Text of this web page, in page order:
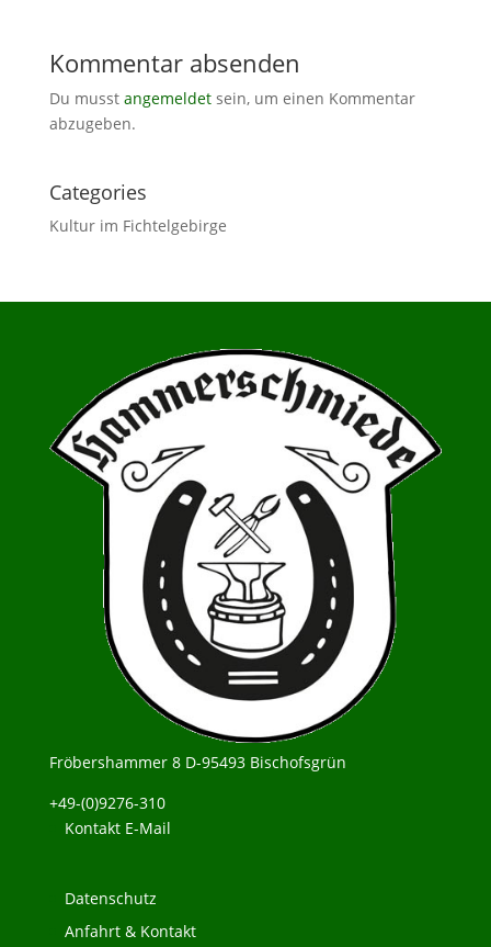
Kommentar absenden
Du musst angemeldetsein, um einen Kommentar
abzugeben.
Categories
Kultur im Fichtelgebirge
Fröbershammer 8 D-95493 Bischofsgrün
+49-(0)9276-310
Kontakt E-Mail
Datenschutz
Anfahrt & Kontakt